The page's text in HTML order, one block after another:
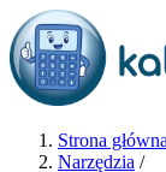
Strona główna
Narzędzia /